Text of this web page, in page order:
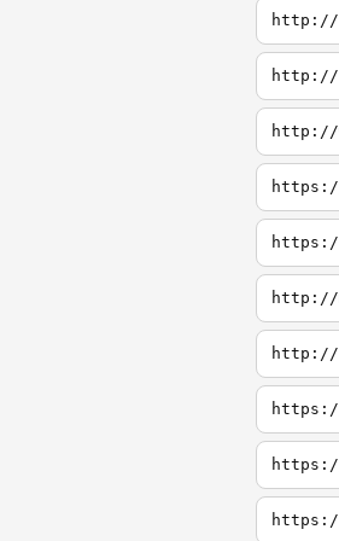
http://
http://
http://
https://
http://
http://